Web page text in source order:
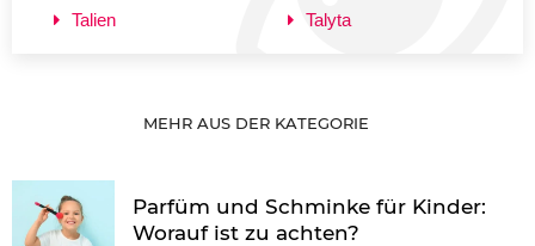
Talien
Talyta
MEHR AUS DER KATEGORIE
Parfüm und Schminke für Kinder:
Worauf ist zu achten?